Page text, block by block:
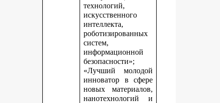
технологий,
искусственного
интеллекта,
роботизированных
систем,
информационной
безопасности»;
«Лучший молодой
инноватор в сфере
новых материалов,
нанотехнологий и